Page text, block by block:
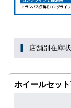
店舗別在庫
ホイールセッ